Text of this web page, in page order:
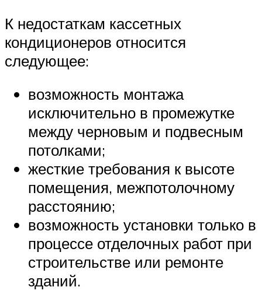
К недостаткам кассетных
кондиционеров относится
следующее:
возможность монтажа
исключительно в промежутке
между черновым и подвесным
потолками;
жесткие требования к высоте
помещения, межпотолочному
расстоянию;
возможность установки только в
процессе отделочных работ при
строительстве или ремонте
зданий.